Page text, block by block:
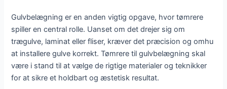
Gulvbelægning er en anden vigtig opgave, hvor tømrere
spiller en central rolle. Uanset om det drejer sig om
trægulve, laminat eller fliser, kræver det præcision og omhu
at installere gulve korrekt. Tømrere til gulvbelægning skal
være i stand til at vælge de rigtige materialer og teknikker
for at sikre et holdbart og æstetisk resultat.